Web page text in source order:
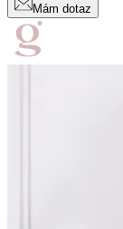
Mám dotaz